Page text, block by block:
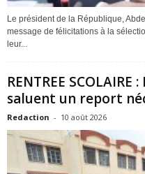
Le président de la République,
message de félicitations à la
leur...
RENTREE
saluent un report
Redaction - 10 août 2026